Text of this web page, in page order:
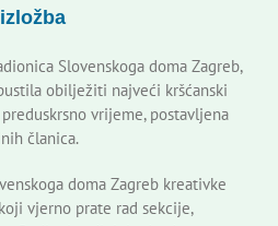
Slovenskoga doma Zagreb,
obilježiti najveći kršćanski
vrijeme, postavljena
članica.
doma Zagreb kreativke
vjerno prate rad sekcije,